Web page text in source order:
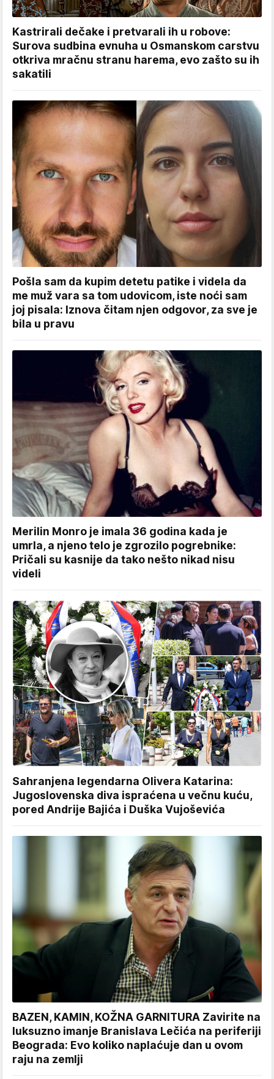
Kastrirali dečake i pretvarali ih u robove:
Surova sudbina evnuha u Osmanskom carstvu
otkriva mračnu stranu harema, evo zašto su ih
sakatili
Pošla sam da kupim detetu patike i videla da
me muž vara sa tom udovicom, iste noći sam
joj pisala: Iznova čitam njen odgovor, za sve je
bila u pravu
Merilin Monro je imala 36 godina kada je
umrla, a njeno telo je zgrozilo pogrebnike:
Pričali su kasnije da tako nešto nikad nisu
videli
Sahranjena legendarna Olivera Katarina:
Jugoslovenska diva ispraćena u večnu kuću,
pored Andrije Bajića i Duška Vujoševića
BAZEN, KAMIN, KOŽNA GARNITURA Zavirite na
luksuzno imanje Branislava Lečića na periferiji
Beograda: Evo koliko naplaćuje dan u ovom
raju na zemlji